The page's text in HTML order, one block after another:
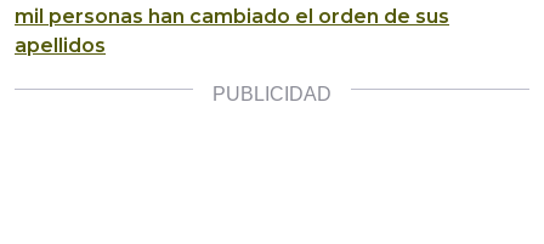
mil personas han cambiado el orden de sus
apellidos